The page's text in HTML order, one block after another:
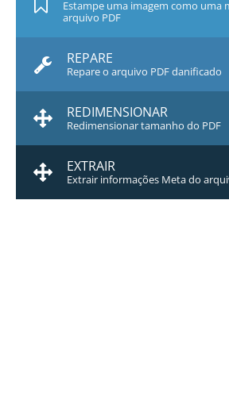
Estampe uma imagem como uma
arquivo PDF
REPARE
Repare o arquivo PDF danificado
REDIMENSIONAR
Redimensionar tamanho do PDF
EXTRAIR
Extrair informações Meta do